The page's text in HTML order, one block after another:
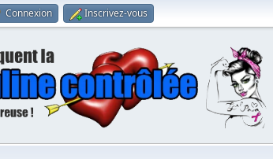
Connexion Inscrivez-vous